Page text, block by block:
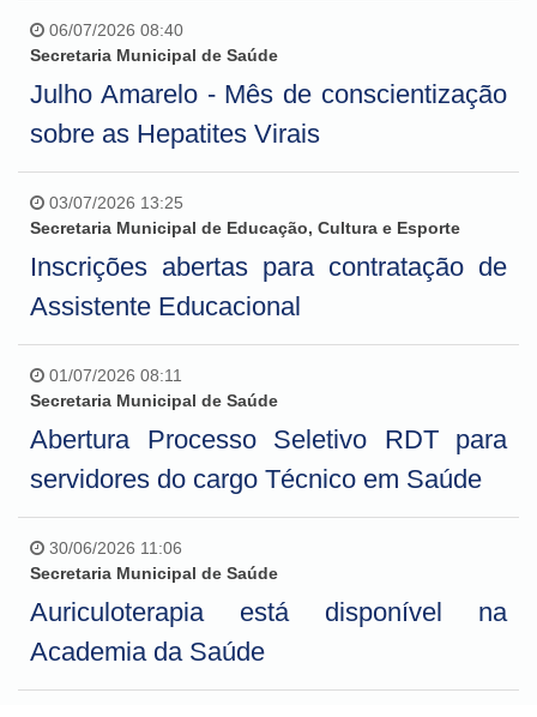
06/07/2026 08:40
Secretaria Municipal de Saúde
Julho Amarelo - Mês de conscientização
sobre as Hepatites Virais
03/07/2026 13:25
Secretaria Municipal de Educação, Cultura e Esporte
Inscrições abertas para contratação de
Assistente Educacional
01/07/2026 08:11
Secretaria Municipal de Saúde
Abertura Processo Seletivo RDT para
servidores do cargo Técnico em Saúde
30/06/2026 11:06
Secretaria Municipal de Saúde
Auriculoterapia está disponível na
Academia da Saúde